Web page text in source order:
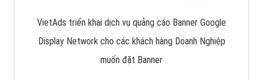
VietAds triển khai dịch vụ quảng cáo Banner Google
Display Network cho các khách hàng Doanh Nghiệp
muốn đặt Banner